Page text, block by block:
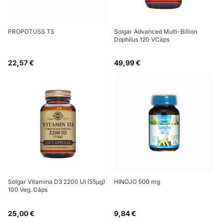
PROPOTUSS TS
22,57 €
Solgar Advanced Multi-Billion
Dophilus 120 VCáps
49,99 €
Solgar Vitamina D3 2200 UI (55µg)
100 Veg. Cáps
25,00 €
HINOJO 500 mg
9,84 €